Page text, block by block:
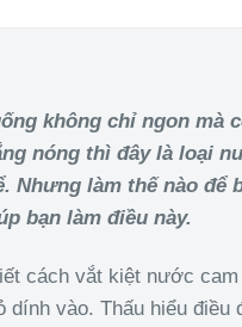
không chỉ ngon mà
nóng thì đây là loại
Nhưng làm thế nào
bạn làm điều này.
cách vắt kiệt nước
dính vào. Thấu hiểu